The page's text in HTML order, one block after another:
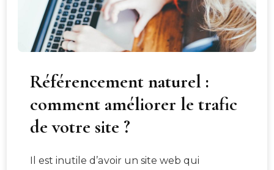
Référencement naturel :
comment améliorer le trafic
de votre site ?
Il est inutile d’avoir un site web qui